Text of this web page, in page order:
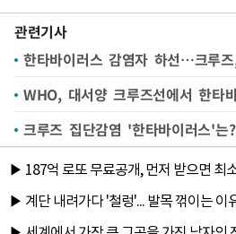
관련기사
한타바이러스 감염자 하선…크루
크루즈 집단감염 '한타바이러스'